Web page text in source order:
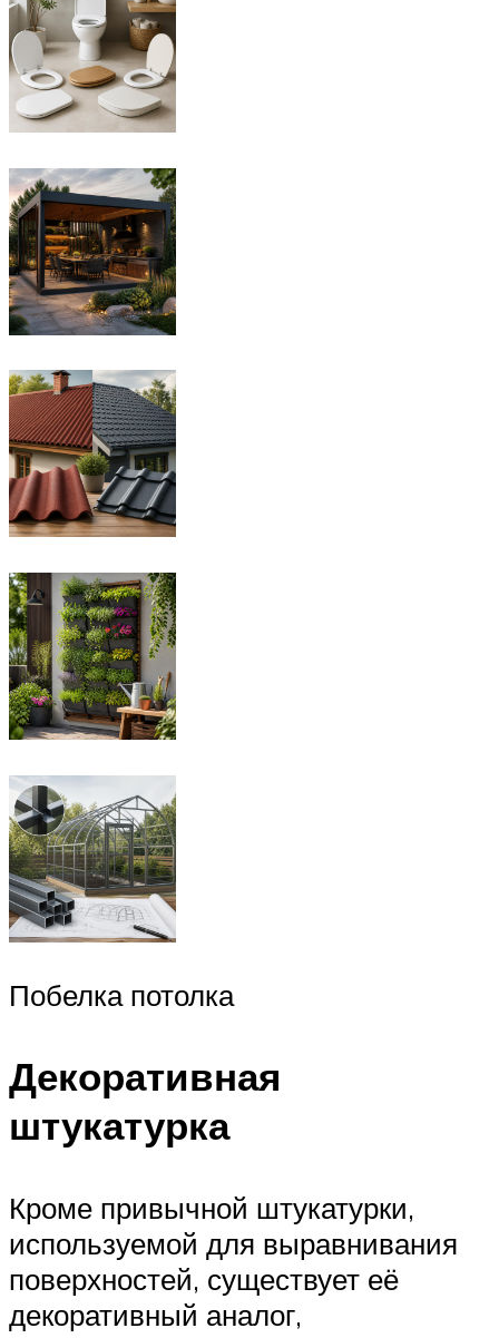
Побелка потолка
Декоративная
штукатурка
Кроме привычной штукатурки,
используемой для выравнивания
поверхностей, существует её
декоративный аналог,